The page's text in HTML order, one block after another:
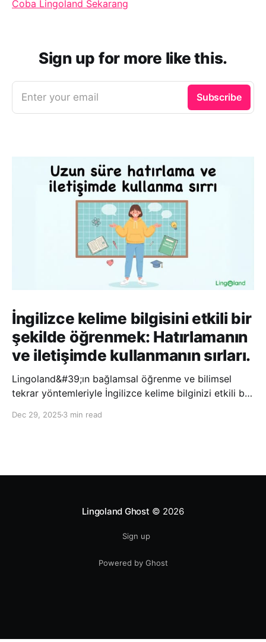
Coba Lingoland Sekarang
Sign up for more like this.
Enter your email Subscribe
İngilizce kelime bilgisini etkili bir
şekilde öğrenmek: Hatırlamanın
ve iletişimde kullanmanın sırları.
Lingoland&#39;ın bağlamsal öğrenme ve bilimsel
tekrar yöntemleriyle İngilizce kelime bilginizi etkili bir
hatırlayabilir ve daha doğal bir şekilde iletişim
Dec 29, 2025 3 min read
Lingoland Ghost © 2026
Sign up
Powered by Ghost